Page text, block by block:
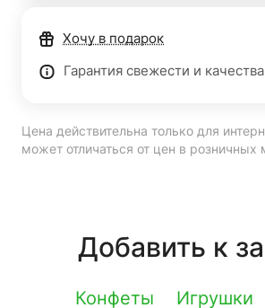
Хочу в подарок
Гарантия свежести и качества
Цена действительна только для
может отличаться от цен в розничных
Добавить к
Конфеты Игрушки